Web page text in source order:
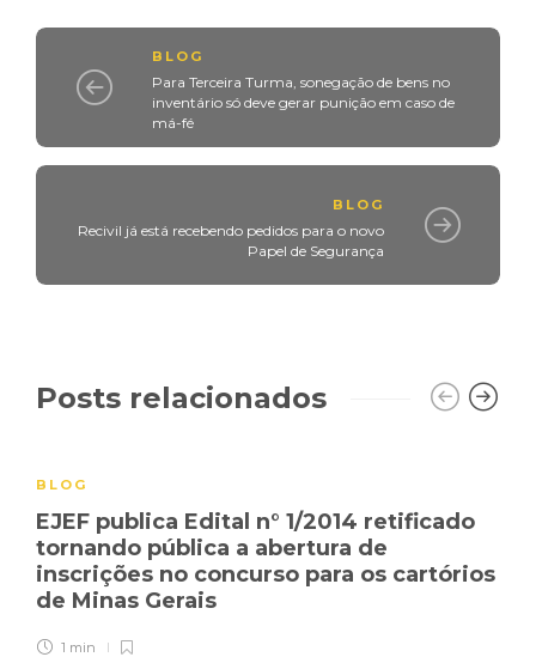
BLOG
Para Terceira Turma, sonegação de bens no
inventário só deve gerar punição em caso de
má-fé
BLOG
Recivil já está recebendo pedidos para o novo
Papel de Segurança
Posts relacionados
BLOG
EJEF publica Edital n° 1/2014 retificado
tornando pública a abertura de
inscrições no concurso para os cartórios
de Minas Gerais
1 min